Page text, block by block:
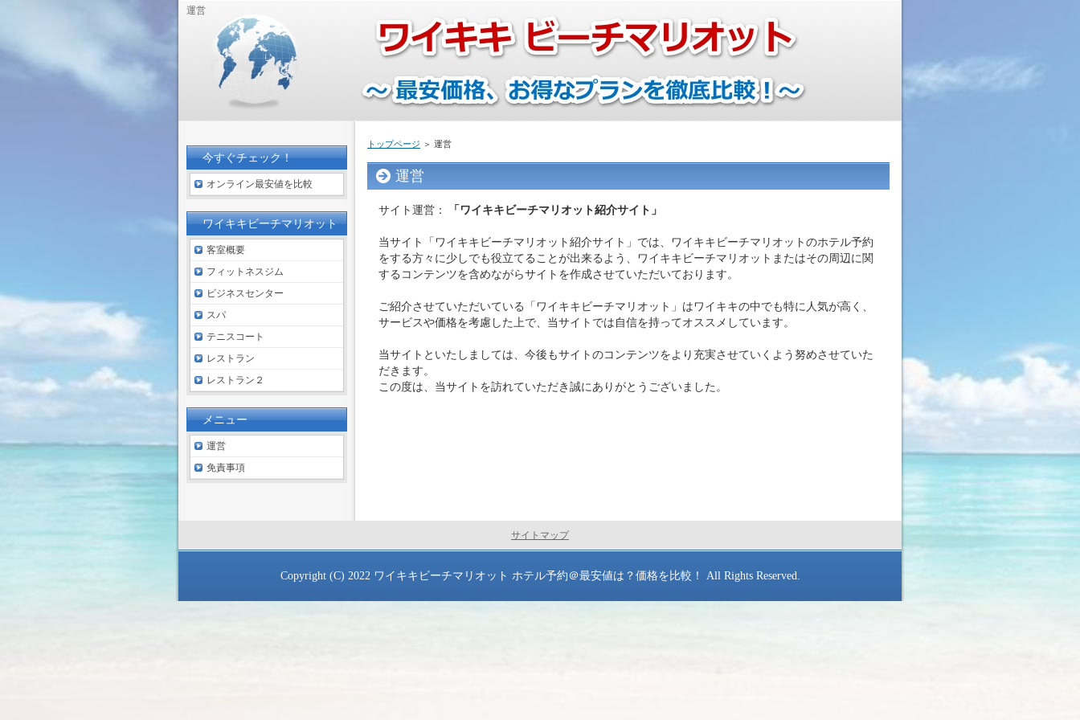
運営
トップページ ＞ 運営
運営
サイト運営： 「ワイキキビーチマリオット紹介サイト」
当サイト「ワイキキビーチマリオット紹介サイト」では、ワイキキビーチマリオットのホテル予約
をする方々に少しでも役立てることが出来るよう、ワイキキビーチマリオットまたはその周辺に関
するコンテンツを含めながらサイトを作成させていただいております。
ご紹介させていただいている「ワイキキビーチマリオット」はワイキキの中でも特に人気が高く、
サービスや価格を考慮した上で、当サイトでは自信を持ってオススメしています。
当サイトといたしましては、今後もサイトのコンテンツをより充実させていくよう努めさせていた
だきます。
この度は、当サイトを訪れていただき誠にありがとうございました。
今すぐチェック！
オンライン最安値を比較
ワイキキビーチマリオット
客室概要
フィットネスジム
ビジネスセンター
スパ
テニスコート
レストラン
レストラン２
メニュー
運営
免責事項
サイトマップ
Copyright (C) 2022 ワイキキビーチマリオット ホテル予約＠最安値は？価格を比較！ All Rights Reserved.